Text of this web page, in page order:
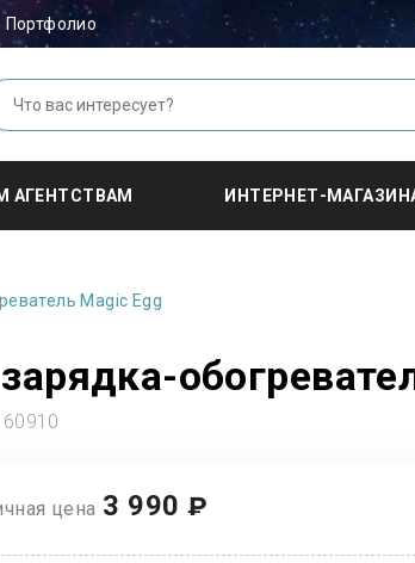
Портфолио
АГЕНТСТВАМ ИНТЕРНЕТ-
Magic Egg
цена 3 990 ₽